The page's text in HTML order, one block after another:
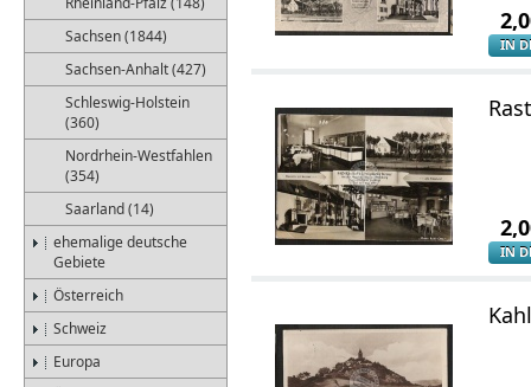
Sachsen (1844)
Sachsen-Anhalt (427)
Schleswig-Holstein
(360)
Nordrhein-Westfahlen
(354)
Saarland (14)
ehemalige deutsche
Gebiete
Österreich
Schweiz
Europa
IN
IN